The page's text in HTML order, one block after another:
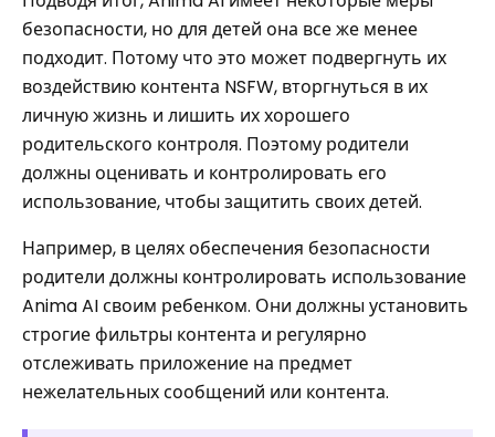
безопасности, но для детей она все же менее
подходит. Потому что это может подвергнуть их
воздействию контента NSFW, вторгнуться в их
личную жизнь и лишить их хорошего
родительского контроля. Поэтому родители
должны оценивать и контролировать его
использование, чтобы защитить своих детей.
Например, в целях обеспечения безопасности
родители должны контролировать использование
Anima AI своим ребенком. Они должны установить
строгие фильтры контента и регулярно
отслеживать приложение на предмет
нежелательных сообщений или контента.